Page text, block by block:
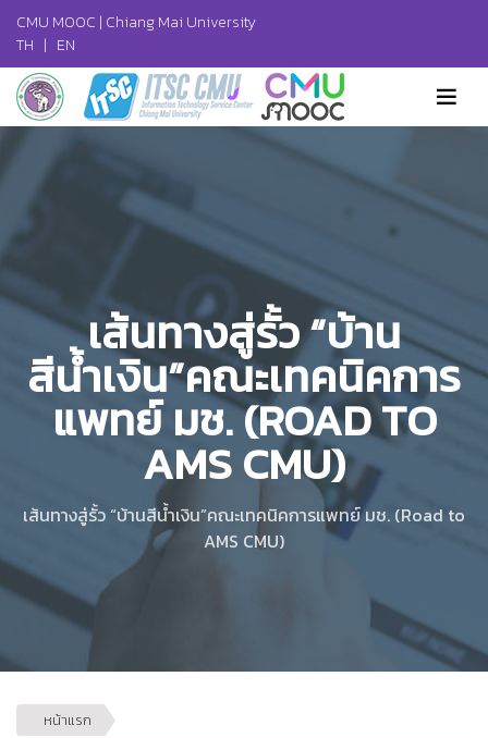
CMU MOOC | Chiang Mai University
TH | EN
เส้นทางสู่รั้ว “บ้าน
สีน้ำเงิน”คณะเทคนิคการ
แพทย์ มช. (ROAD TO
AMS CMU)
เส้นทางสู่รั้ว “บ้านสีน้ำเงิน”คณะเทคนิคการแพทย์ มช. (Road to
AMS CMU)
หน้าแรก